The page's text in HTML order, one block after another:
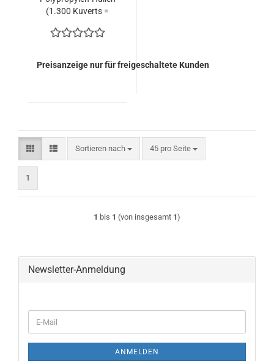
(1.300 Kuverts =
Preisanzeige nur für freigeschaltete Kunden
Sortieren nach
Sortieren nach 45 pro Seite
pro Seite
1
1 bis 1 (von insgesamt 1)
Newsletter-Anmeldung
ZUR
E-
Mail
ANMELDEN